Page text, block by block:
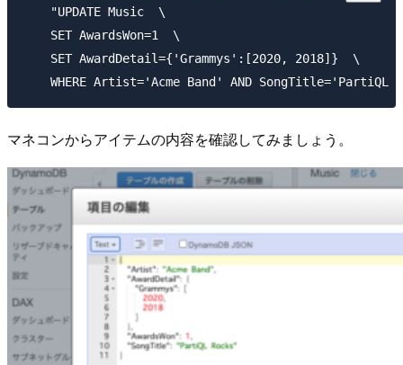
    "UPDATE Music  \
    SET AwardsWon=1  \
    SET AwardDetail={'Grammys':[2020, 2018]}  \
マネコンからアイテムの内容を確認してみましょう。